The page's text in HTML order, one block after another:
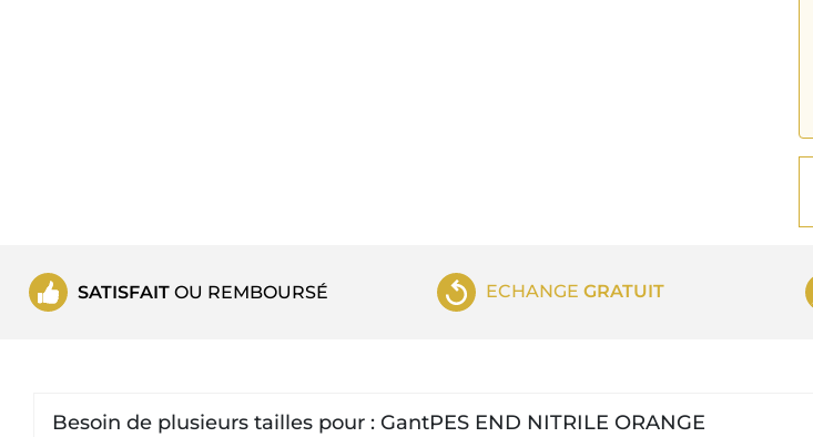
SATISFAITOU REMBOURSÉ ECHANGEGRATUIT
Besoin de plusieurs tailles pour : GantPES END NITRILE ORANGE